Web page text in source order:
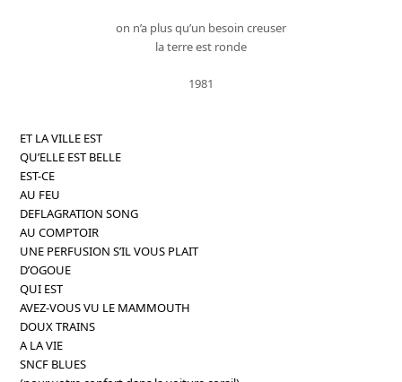
on n’a plus qu’un besoin creuser
la terre est ronde
1981
ET LA VILLE EST
QU’ELLE EST BELLE
EST-CE
AU FEU
DEFLAGRATION SONG
AU COMPTOIR
UNE PERFUSION S’IL VOUS PLAIT
D’OGOUE
QUI EST
AVEZ-VOUS VU LE MAMMOUTH
DOUX TRAINS
A LA VIE
SNCF BLUES